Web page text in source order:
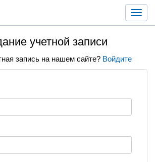
учетной записи
запись на нашем сайте? Войдите